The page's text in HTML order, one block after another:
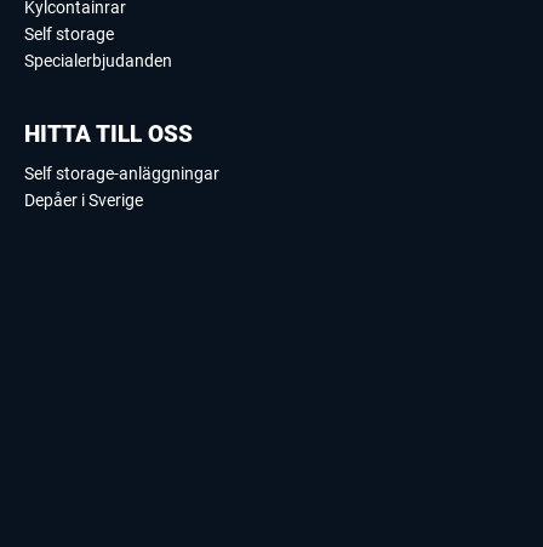
Kylcontainrar
Self storage
Specialerbjudanden
HITTA TILL OSS
Self storage-anläggningar
Depåer i Sverige